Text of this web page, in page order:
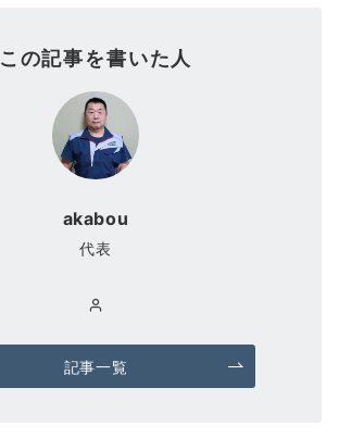
この記事を書いた人
akabou
代表
記事一覧